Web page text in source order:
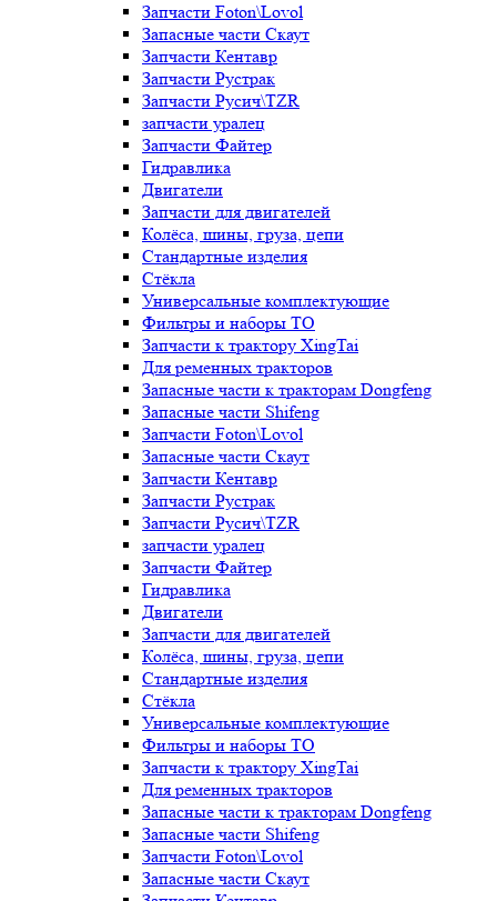
Запчасти Foton\Lovol
Запасные части Скаут
Запчасти Кентавр
Запчасти Рустрак
Запчасти Русич\TZR
запчасти уралец
Запчасти Файтер
Гидравлика
Двигатели
Запчасти для двигателей
Колёса, шины, груза, цепи
Стандартные изделия
Стёкла
Универсальные комплектующие
Фильтры и наборы ТО
Запчасти к трактору XingTai
Для ременных тракторов
Запасные части к тракторам Dongfeng
Запасные части Shifeng
Запчасти Foton\Lovol
Запасные части Скаут
Запчасти Кентавр
Запчасти Рустрак
Запчасти Русич\TZR
запчасти уралец
Запчасти Файтер
Гидравлика
Двигатели
Запчасти для двигателей
Колёса, шины, груза, цепи
Стандартные изделия
Стёкла
Универсальные комплектующие
Фильтры и наборы ТО
Запчасти к трактору XingTai
Для ременных тракторов
Запасные части к тракторам Dongfeng
Запасные части Shifeng
Запчасти Foton\Lovol
Запасные части Скаут